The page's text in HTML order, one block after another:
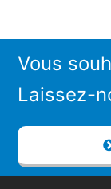
Vous
Laissez-